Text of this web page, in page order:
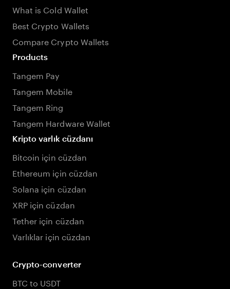
What is Cold Wallet
Best Crypto Wallets
Compare Crypto Wallets
Products
Tangem Pay
Tangem Mobile
Tangem Ring
Tangem Hardware Wallet
Kripto varlık cüzdanı
Bitcoin için cüzdan
Ethereum için cüzdan
Solana için cüzdan
XRP için cüzdan
Tether için cüzdan
Varlıklar için cüzdan
Crypto-converter
BTC to USDT